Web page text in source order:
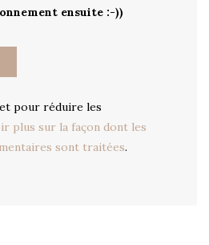
ensuite :-))
pour réduire les
plus sur la façon dont les
sont traitées.